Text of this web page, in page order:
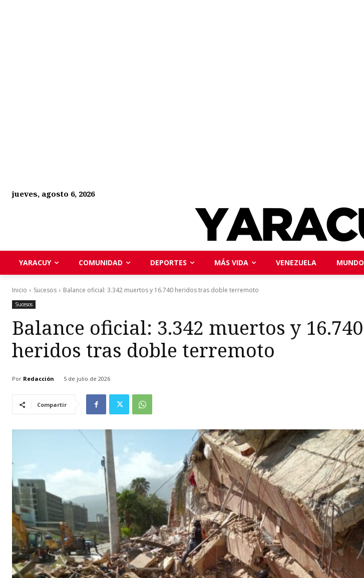
jueves, agosto 6, 2026
YARACUY COMUNIDAD DEPORTES MÁS VIDA VENEZUELA MUNDO
Inicio Sucesos Balance oficial: 3.342 muertos y 16.740 heridos tras doble terremoto
Sucesos
Balance oficial: 3.342 muertos y 16.740
heridos tras doble terremoto
Por Redacción 5 de julio de 2026
Compartir